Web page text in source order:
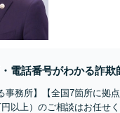
電話番号がわかる詐欺
事務所】【全国7箇所に拠
円以上）のご相談はお任せ